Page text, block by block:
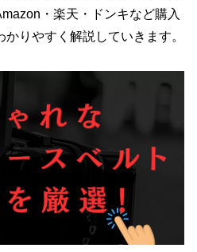
・楽天・ドンキなど購入
りやすく解説していきます。